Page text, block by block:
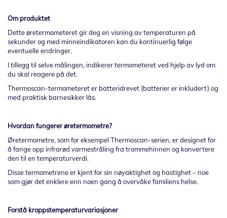
Om produktet
Dette øretermometeret gir deg en visning av temperaturen på
sekunder og med minneindikatoren kan du kontinuerlig følge
eventuelle endringer.
I tillegg til selve målingen, indikerer termometeret ved hjelp av lyd om
du skal reagere på det.
Thermoscan-termometeret er batteridrevet (batterier er inkludert) og
med praktisk barnesikker lås.
Hvordan fungerer øretermometre?
Øretermometre, som for eksempel Thermoscan-serien, er designet for
å fange opp infrarød varmestråling fra trommehinnen og konvertere
den til en temperaturverdi.
Disse termometrene er kjent for sin nøyaktighet og hastighet – noe
som gjør det enklere enn noen gang å overvåke familiens helse.
Forstå kroppstemperaturvariasjoner